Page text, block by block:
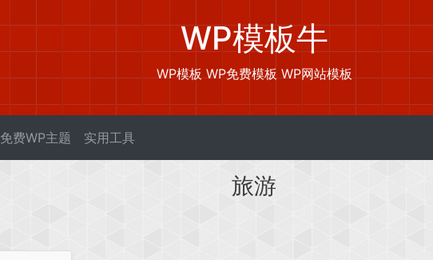
WP模板牛
WP模板 WP免费模板 WP网站模板
免费WP主题 实用工具
旅游